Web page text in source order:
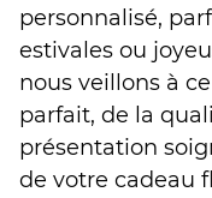
personnalisé,
estivales ou
nous veillons à
parfait, de la
présentation
de votre cadeau